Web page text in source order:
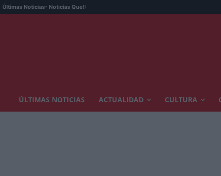
Últimas Noticias- Noticias Que!:
ÚLTIMAS NOTICIAS ACTUALIDAD CULTURA